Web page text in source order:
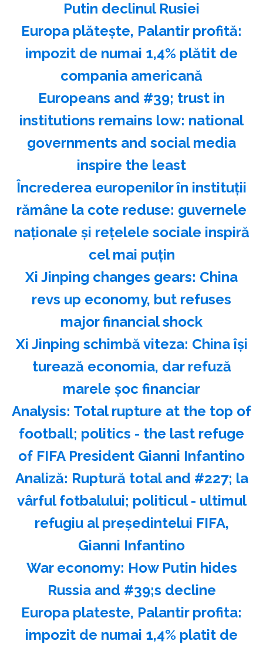
Putin declinul Rusiei
Europa plăteşte, Palantir profită:
impozit de numai 1,4% plătit de
compania americană
Europeans and #39; trust in
institutions remains low: national
governments and social media
inspire the least
Încrederea europenilor în instituţii
rămâne la cote reduse: guvernele
naţionale şi reţelele sociale inspiră
cel mai puţin
Xi Jinping changes gears: China
revs up economy, but refuses
major financial shock
Xi Jinping schimbă viteza: China îşi
turează economia, dar refuză
marele şoc financiar
Analysis: Total rupture at the top of
football; politics - the last refuge
of FIFA President Gianni Infantino
Analiză: Ruptură total and #227; la
vârful fotbalului; politicul - ultimul
refugiu al preşedintelui FIFA,
Gianni Infantino
War economy: How Putin hides
Russia and #39;s decline
Europa plateste, Palantir profita:
impozit de numai 1,4% platit de